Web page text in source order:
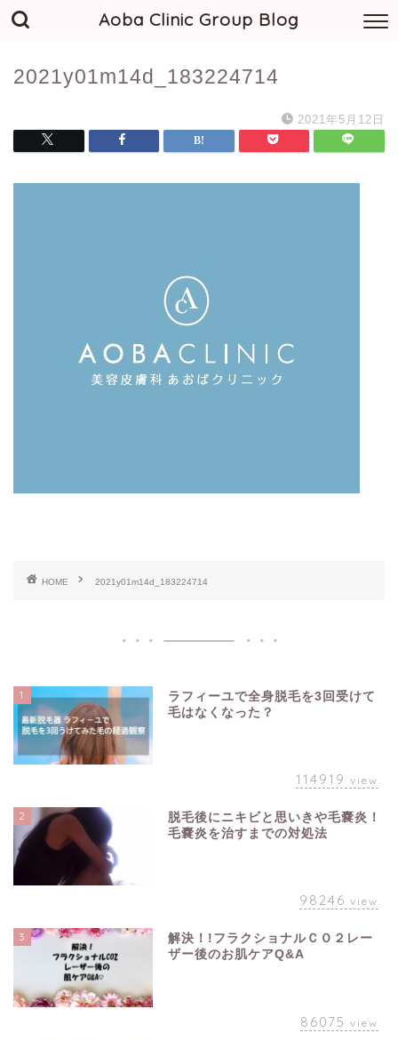
Aoba Clinic Group Blog
2021y01m14d_183224714
2021年5月12日
HOME 2021y01m14d_183224714
1
ラフィーユで全身脱毛を3回受けて
毛はなくなった？
114919 view
2
脱毛後にニキビと思いきや毛嚢炎！
毛嚢炎を治すまでの対処法
98246 view
3
解決！!フラクショナルＣＯ２レー
ザー後のお肌ケアQ&A
86075 view